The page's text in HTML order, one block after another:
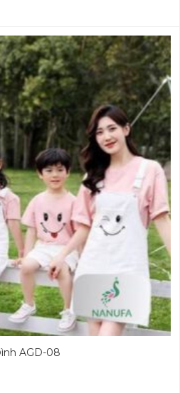
AGD-08